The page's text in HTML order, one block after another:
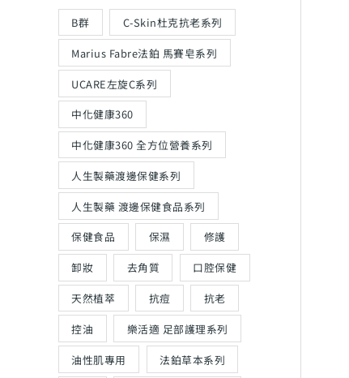
B群
C-Skin杜克抗老系列
Marius Fabre法鉑 馬賽皂系列
UCARE左旋C系列
中化健康360
中化健康360 全方位營養系列
人生製藥渡邊保健系列
人生製藥 渡邊保健食品系列
保健食品
保濕
修護
卸妝
去角質
口腔保健
天然植萃
抗痘
抗老
控油
樂活適 足部護理系列
油性肌專用
法鉑草本系列